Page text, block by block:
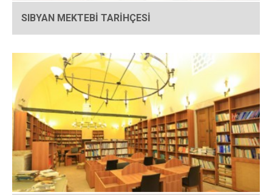
SIBYAN MEKTEBİ TARİHÇESİ